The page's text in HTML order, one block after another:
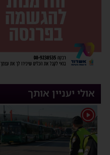
אולי יעניין אותך
1